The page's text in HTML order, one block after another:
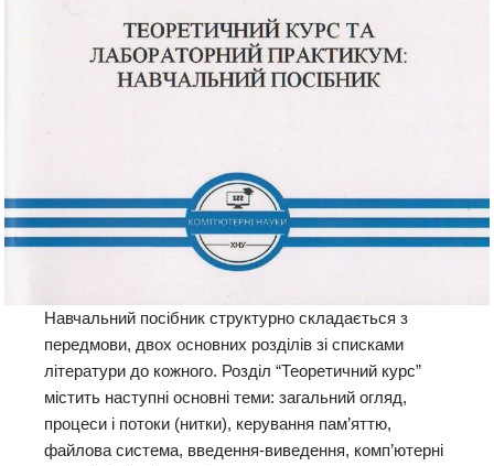
Навчальний посібник структурно складається з
передмови, двох основних розділів зі списками
літератури до кожного. Розділ “Теоретичний курс”
містить наступні основні теми: загальний огляд,
процеси і потоки (нитки), керування пам’яттю,
файлова система, введення-виведення, комп’ютерні